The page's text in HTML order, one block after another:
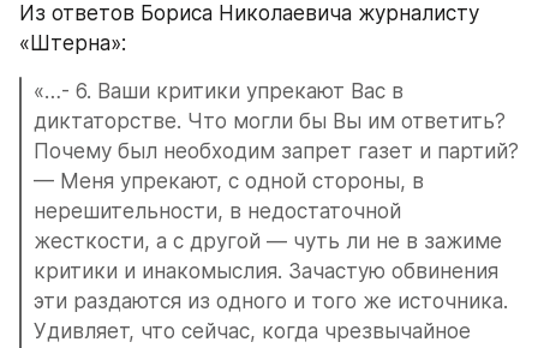
Из ответов Бориса Николаевича журналисту
«Штерна»:
«…- 6. Ваши критики упрекают Вас в
диктаторстве. Что могли бы Вы им ответить?
Почему был необходим запрет газет и партий?
— Меня упрекают, с одной стороны, в
нерешительности, в недостаточной
жесткости, а с другой — чуть ли не в зажиме
критики и инакомыслия. Зачастую обвинения
эти раздаются из одного и того же источника.
Удивляет, что сейчас, когда чрезвычайное